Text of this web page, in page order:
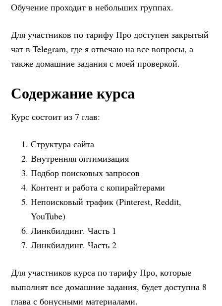
Обучение проходит в небольших группах.
Для участников по тарифу Про доступен закрытый
чат в Telegram, где я отвечаю на все вопросы, а
также домашние задания с моей проверкой.
Содержание курса
Курс состоит из 7 глав:
Структура сайта
Внутренняя оптимизация
Подбор поисковых запросов
Контент и работа с копирайтерами
Непоисковый трафик (Pinterest, Reddit,
YouTube)
Линкбилдинг. Часть 1
Линкбилдинг. Часть 2
Для участников курса по тарифу Про, которые
выполнят все домашние задания, будет доступна 8
глава с бонусными материалами.